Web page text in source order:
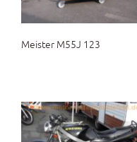
Meister M55J 123